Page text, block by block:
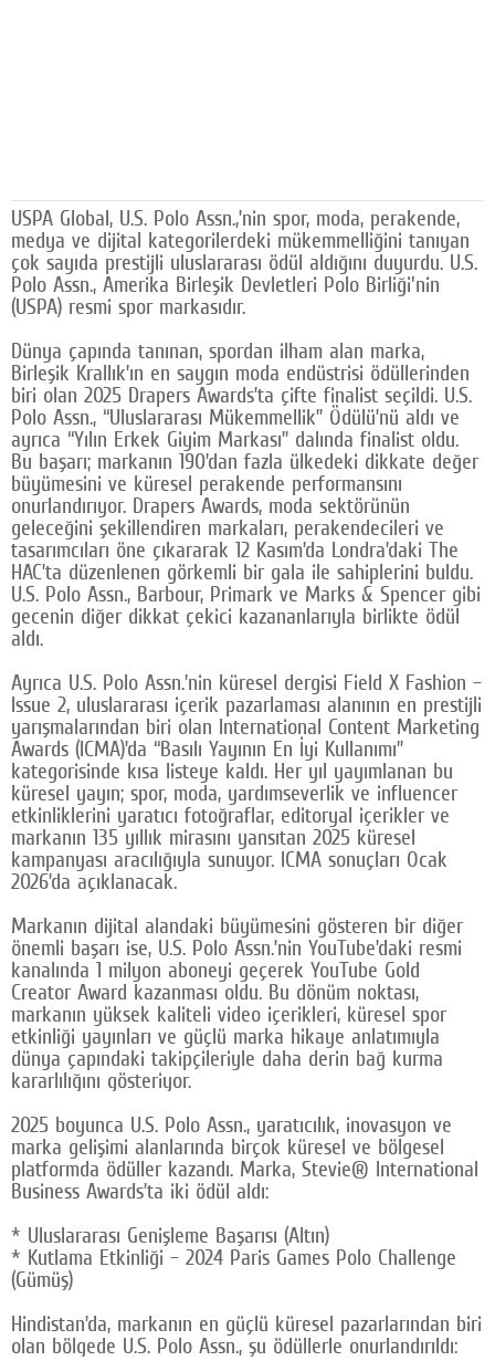
SOSYAL MEDYA
Facebook
Twitter
Google Plus
© 2026 TÜM HAKLARI SAKLIDIR
USPA Global, U.S. Polo Assn.,’nin spor, moda, perakende,
medya ve dijital kategorilerdeki mükemmelliğini tanıyan
çok sayıda prestijli uluslararası ödül aldığını duyurdu. U.S.
Polo Assn., Amerika Birleşik Devletleri Polo Birliği'nin
(USPA) resmi spor markasıdır.
Dünya çapında tanınan, spordan ilham alan marka,
Birleşik Krallık’ın en saygın moda endüstrisi ödüllerinden
biri olan 2025 Drapers Awards’ta çifte finalist seçildi. U.S.
Polo Assn., “Uluslararası Mükemmellik” Ödülü’nü aldı ve
ayrıca “Yılın Erkek Giyim Markası” dalında finalist oldu.
Bu başarı; markanın 190’dan fazla ülkedeki dikkate değer
büyümesini ve küresel perakende performansını
onurlandırıyor. Drapers Awards, moda sektörünün
geleceğini şekillendiren markaları, perakendecileri ve
tasarımcıları öne çıkararak 12 Kasım’da Londra’daki The
HAC’ta düzenlenen görkemli bir gala ile sahiplerini buldu.
U.S. Polo Assn., Barbour, Primark ve Marks & Spencer gibi
gecenin diğer dikkat çekici kazananlarıyla birlikte ödül
aldı.
Ayrıca U.S. Polo Assn.’nin küresel dergisi Field X Fashion –
Issue 2, uluslararası içerik pazarlaması alanının en prestijli
yarışmalarından biri olan International Content Marketing
Awards (ICMA)’da “Basılı Yayının En İyi Kullanımı”
kategorisinde kısa listeye kaldı. Her yıl yayımlanan bu
küresel yayın; spor, moda, yardımseverlik ve influencer
etkinliklerini yaratıcı fotoğraflar, editoryal içerikler ve
markanın 135 yıllık mirasını yansıtan 2025 küresel
kampanyası aracılığıyla sunuyor. ICMA sonuçları Ocak
2026’da açıklanacak.
Markanın dijital alandaki büyümesini gösteren bir diğer
önemli başarı ise, U.S. Polo Assn.’nin YouTube’daki resmi
kanalında 1 milyon aboneyi geçerek YouTube Gold
Creator Award kazanması oldu. Bu dönüm noktası,
markanın yüksek kaliteli video içerikleri, küresel spor
etkinliği yayınları ve güçlü marka hikaye anlatımıyla
dünya çapındaki takipçileriyle daha derin bağ kurma
kararlılığını gösteriyor.
2025 boyunca U.S. Polo Assn., yaratıcılık, inovasyon ve
marka gelişimi alanlarında birçok küresel ve bölgesel
platformda ödüller kazandı. Marka, Stevie® International
Business Awards’ta iki ödül aldı:
* Uluslararası Genişleme Başarısı (Altın)
* Kutlama Etkinliği – 2024 Paris Games Polo Challenge
(Gümüş)
Hindistan’da, markanın en güçlü küresel pazarlarından biri
olan bölgede U.S. Polo Assn., şu ödüllerle onurlandırıldı: